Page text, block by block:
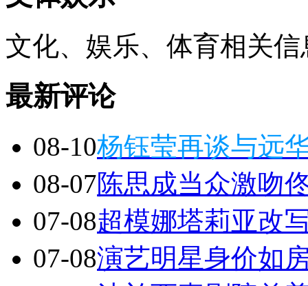
文化、娱乐、体育相关信
最新评论
08-10杨钰莹再谈与远
08-07陈思成当众激吻
07-08超模娜塔莉亚改
07-08演艺明星身价如